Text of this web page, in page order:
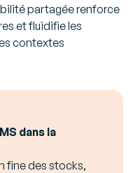
partagée renforce
et fluidifie les
contextes
dans la
fine des stocks,